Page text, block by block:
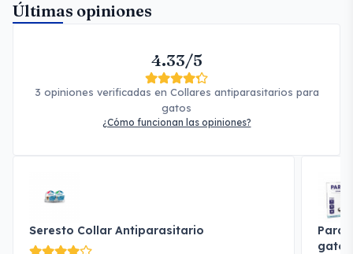
Últimas opiniones
4.33/5
3 opiniones verificadas en Collares antiparasitarios para
gatos
¿Cómo funcionan las opiniones?
Seresto Collar Antiparasitario
gatos